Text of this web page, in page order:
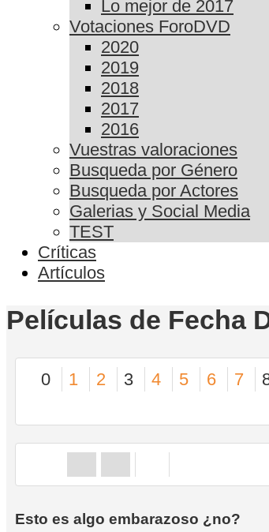
Lo mejor de 2017
Votaciones ForoDVD
2020
2019
2018
2017
2016
Vuestras valoraciones
Busqueda por Género
Busqueda por Actores
Galerias y Social Media
TEST
Críticas
Artículos
Películas de Fecha
0 1 2 3 4 5 6 7
Esto es algo embarazoso ¿no?